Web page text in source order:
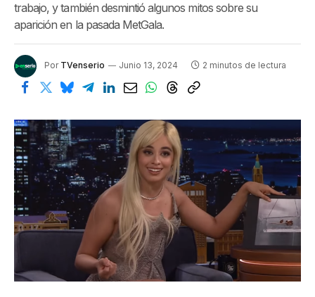
trabajo, y también desmintió algunos mitos sobre su
aparición en la pasada MetGala.
Por TVenserio Junio 13, 2024 2 minutos de lectura